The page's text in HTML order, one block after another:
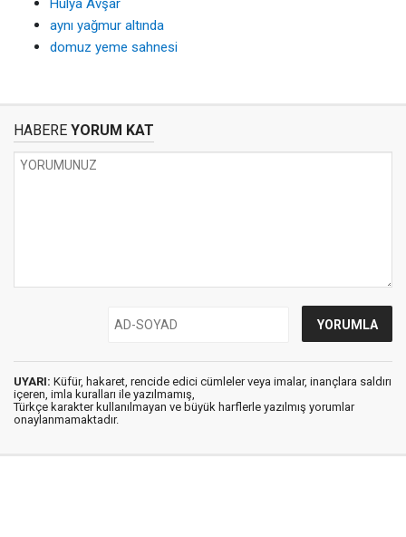
aynı yağmur altında
domuz yeme sahnesi
HABERE YORUM KAT
UYARI: Küfür, hakaret, rencide edici cümleler veya imalar, inançlara saldırı
içeren, imla kuralları ile yazılmamış,
Türkçe karakter kullanılmayan ve büyük harflerle yazılmış yorumlar
onaylanmamaktadır.